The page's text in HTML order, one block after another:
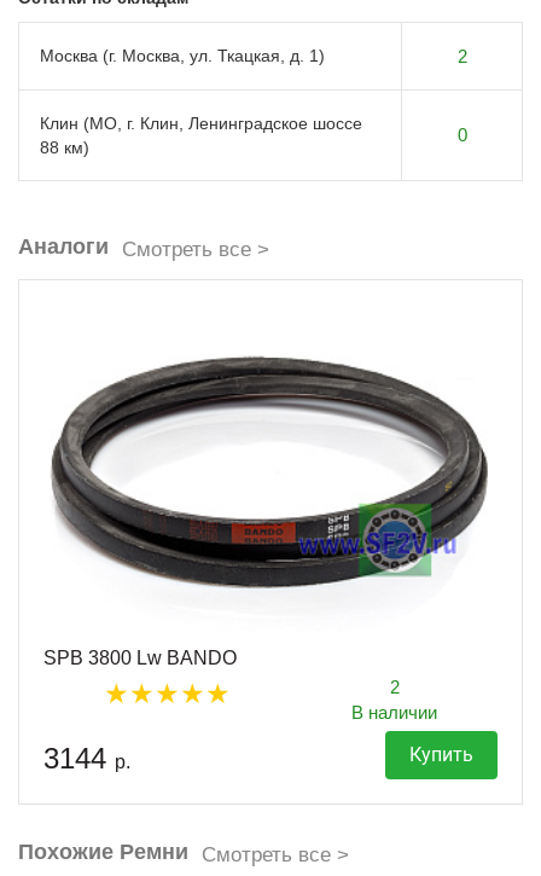
Москва (г. Москва, ул. Ткацкая, д. 1) 2
Клин (МО, г. Клин, Ленинградское шоссе
88 км)
0
Аналоги Смотреть все >
SPB 3800 Lw BANDO
2
В наличии
3144 р. Купить
Похожие Ремни Смотреть все >